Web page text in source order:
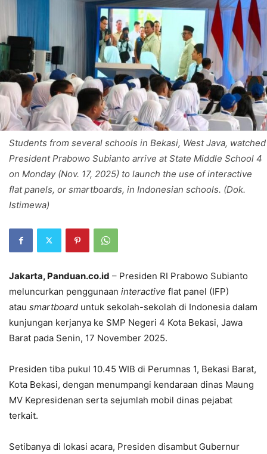
Students from several schools in Bekasi, West Java, watched
President Prabowo Subianto arrive at State Middle School 4
on Monday (Nov. 17, 2025) to launch the use of interactive
flat panels, or smartboards, in Indonesian schools. (Dok.
Istimewa)
Jakarta, Panduan.co.id – Presiden RI Prabowo Subianto
meluncurkan penggunaan interactive flat panel (IFP)
atau smartboard untuk sekolah-sekolah di Indonesia dalam
kunjungan kerjanya ke SMP Negeri 4 Kota Bekasi, Jawa
Barat pada Senin, 17 November 2025.
Presiden tiba pukul 10.45 WIB di Perumnas 1, Bekasi Barat,
Kota Bekasi, dengan menumpangi kendaraan dinas Maung
MV Kepresidenan serta sejumlah mobil dinas pejabat
terkait.
Setibanya di lokasi acara, Presiden disambut Gubernur